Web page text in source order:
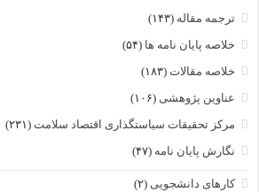
ترجمه مقاله (۱۴۳)
خلاصه پایان نامه ها (۵۴)
خلاصه مقالات (۱۸۳)
عناوین پژوهشی (۱۰۶)
مرکز تحقیقات سیاستگذاری اقتصاد سلامت (۲۳۱)
نگارش پایان نامه (۴۷)
کارهای دانشجویی (۲)